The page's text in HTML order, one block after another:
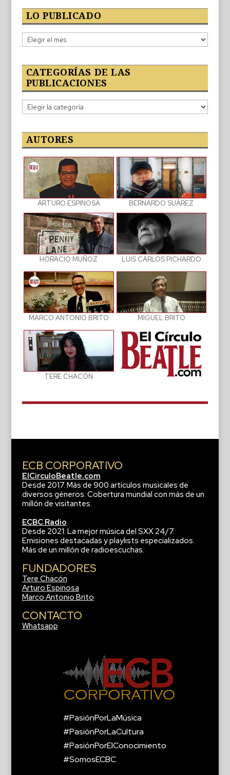
LO PUBLICADO
Lo
publicado
CATEGORÍAS DE LAS
PUBLICACIONES
Categorías
de
publicaciones
AUTORES
ARTURO ESPINOSA BERNARDO SUÁREZ
HORACIO MUÑOZ LUIS CARLOS PICHARDO
MARCO ANTONIO BRITO MIGUEL BRITO
TERE CHACÓN
ECB CORPORATIVO
ElCirculoBeatle.com
Desde 2017. Más de 900 artículos musicales de
diversos géneros. Cobertura mundial con más de un
millón de visitantes.
ECBC Radio
Desde 2021. La mejor música del SXX 24/7.
Emisiones destacadas y playlists especializados.
Más de un millón de radioescuchas.
FUNDADORES
Tere Chacón
Arturo Espinosa
Marco Antonio Brito
CONTACTO
Whatsapp
#PasiónPorLaMúsica
#PasiónPorLaCultura
#PasiónPorElConocimiento
#SomosECBC